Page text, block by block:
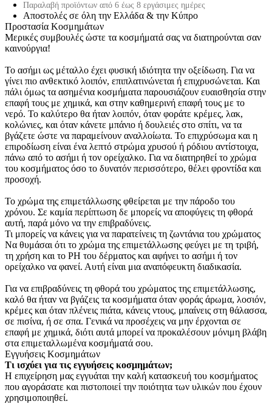
Παραλαβή προϊόντων από 6 έως 8 εργάσιμες ημέρες
Αποστολές σε όλη την Ελλάδα & την Κύπρο
Προστασία Κοσμημάτων
Μερικές συμβουλές ώστε τα κοσμήματά σας να διατηρούνται σαν
καινούργια!
Το ασήμι ως μέταλλο έχει φυσική ιδιότητα την οξείδωση. Για να
γίνει πιο ανθεκτικό λοιπόν, επιπλατινώνεται ή επιχρυσώνεται. Και
πάλι όμως τα ασημένια κοσμήματα παρουσιάζουν ευαισθησία στην
επαφή τους με χημικά, και στην καθημερινή επαφή τους με το
νερό. Το καλύτερο θα ήταν λοιπόν, όταν φοράτε κρέμες, λακ,
κολώνιες, και όταν κάνετε μπάνιο ή δουλειές στο σπίτι, να τα
βγάζετε ώστε να παραμείνουν αναλλοίωτα. Το επιχρύσωμα και η
επιροδίωση είναι ένα λεπτό στρώμα χρυσού ή ρόδιου αντίστοιχα,
πάνω από το ασήμι ή τον ορείχαλκο. Για να διατηρηθεί το χρώμα
του κοσμήματος όσο το δυνατόν περισσότερο, θέλει φροντίδα και
προσοχή.
Το χρώμα της επιμετάλλωσης φθείρεται με την πάροδο του
χρόνου. Σε καμία περίπτωση δε μπορείς να αποφύγεις τη φθορά
αυτή, παρά μόνο να την επιβραδύνεις.
Τι μπορείς να κάνεις για να παρατείνεις τη ζωντάνια του χρώματος
Να θυμάσαι ότι το χρώμα της επιμετάλλωσης φεύγει με τη τριβή,
τη χρήση και το PH του δέρματος και αφήνει το ασήμι ή τον
ορείχαλκο να φανεί. Αυτή είναι μια αναπόφευκτη διαδικασία.
Για να επιβραδύνεις τη φθορά του χρώματος της επιμετάλλωσης,
καλό θα ήταν να βγάζεις τα κοσμήματα όταν φοράς άρωμα, λοσιόν,
κρέμες και όταν πλένεις πιάτα, κάνεις ντους, μπαίνεις στη θάλασσα,
σε πισίνα, ή σε σπα. Γενικά να προσέχεις να μην έρχονται σε
επαφή με χημικά, διότι αυτά μπορεί να προκαλέσουν μόνιμη βλάβη
στα επιμεταλλωμένα κοσμήματά σου.
Εγγυήσεις Κοσμημάτων
Τι ισχύει για τις εγγυήσεις κοσμημάτων;
Η επιχείρηση μας εγγυάται την καλή κατασκευή του κοσμήματος
που αγοράσατε και πιστοποιεί την ποιότητα των υλικών που έχουν
χρησιμοποιηθεί.